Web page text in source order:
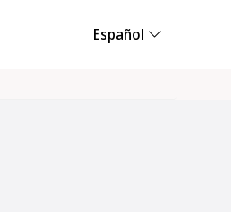
Español